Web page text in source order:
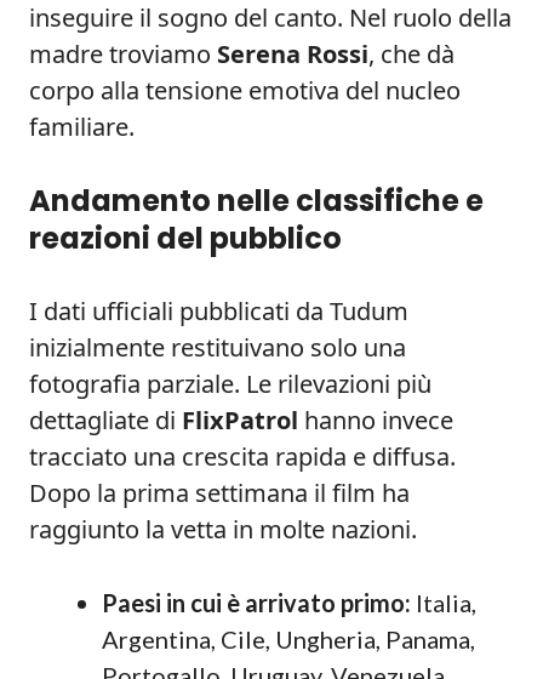
inseguire il sogno del canto. Nel ruolo della
madre troviamo Serena Rossi, che dà
corpo alla tensione emotiva del nucleo
familiare.
Andamento nelle classifiche e
reazioni del pubblico
I dati ufficiali pubblicati da Tudum
inizialmente restituivano solo una
fotografia parziale. Le rilevazioni più
dettagliate di FlixPatrol hanno invece
tracciato una crescita rapida e diffusa.
Dopo la prima settimana il film ha
raggiunto la vetta in molte nazioni.
Paesi in cui è arrivato primo: Italia,
Argentina, Cile, Ungheria, Panama,